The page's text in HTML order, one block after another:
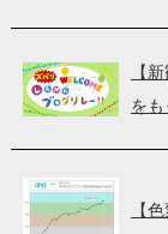
【
を
【